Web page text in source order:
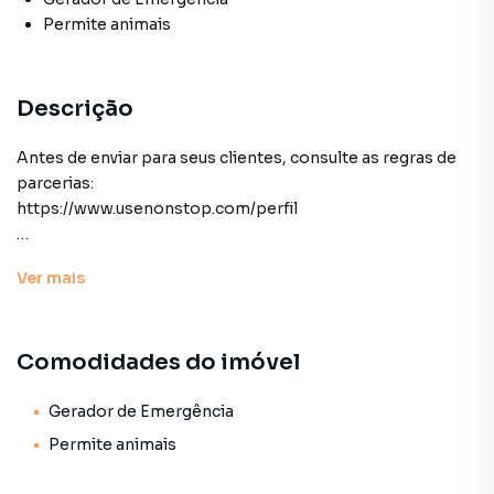
Permite animais
Descrição
Antes de enviar para seus clientes, consulte as regras de
parcerias:
https://www.usenonstop.com/perfil
Venha conhecer esse lindo apartamento reformado em
estrutural, o imóvel possui 44m2, sala dois ambientes,
cozinha e lavanderias com espaços inteligentes e bem
Ver mais
Comodidades do imóvel
Gerador de Emergência
Permite animais